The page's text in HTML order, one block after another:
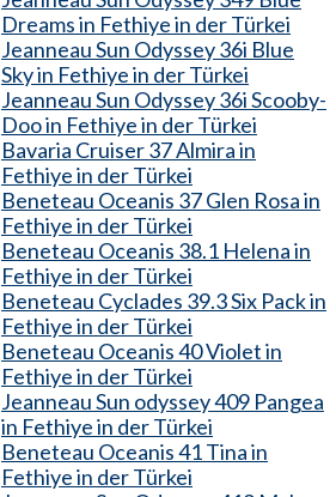
Dreams in Fethiye in der Türkei
Jeanneau Sun Odyssey 36i Blue
Sky in Fethiye in der Türkei
Jeanneau Sun Odyssey 36i Scooby-
Doo in Fethiye in der Türkei
Bavaria Cruiser 37 Almira in
Fethiye in der Türkei
Beneteau Oceanis 37 Glen Rosa in
Fethiye in der Türkei
Beneteau Oceanis 38.1 Helena in
Fethiye in der Türkei
Beneteau Cyclades 39.3 Six Pack in
Fethiye in der Türkei
Beneteau Oceanis 40 Violet in
Fethiye in der Türkei
Jeanneau Sun odyssey 409 Pangea
in Fethiye in der Türkei
Beneteau Oceanis 41 Tina in
Fethiye in der Türkei